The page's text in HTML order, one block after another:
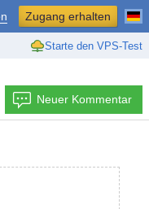
Starte den VPS-Test
Zugang erhalten
Neuer Kommentar